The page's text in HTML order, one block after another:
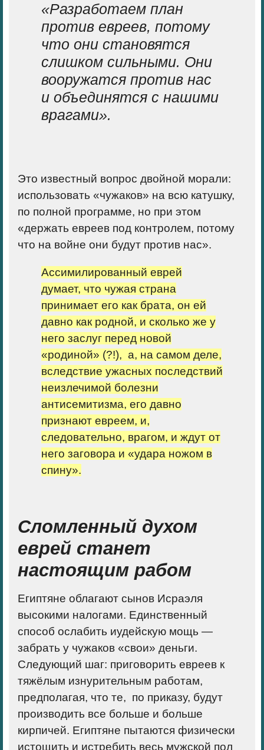
«Разработаем план
против евреев, потому
что они становятся
слишком сильными. Они
вооружатся против нас
и объединятся с нашими
врагами».
Это известный вопрос двойной морали:
использовать «чужаков» на всю катушку,
по полной программе, но при этом
«держать евреев под контролем, потому
что на войне они будут против нас».
Ассимилированный еврей
думает, что чужая страна
принимает его как брата, он ей
давно как родной, и сколько же у
него заслуг перед новой
«родиной» (?!), а, на самом деле,
вследствие ужасных последствий
неизлечимой болезни
антисемитизма, его давно
признают евреем, и,
следовательно, врагом, и ждут от
него заговора и «удара ножом в
спину».
Сломленный духом
еврей станет
настоящим рабом
Египтяне облагают сынов Исраэля
высокими налогами. Единственный
способ ослабить иудейскую мощь —
забрать у чужаков «свои» деньги.
Следующий шаг: приговорить евреев к
тяжёлым изнурительным работам,
предполагая, что те, по приказу, будут
производить все больше и больше
кирпичей. Египтяне пытаются физически
истощить и истребить весь мужской пол